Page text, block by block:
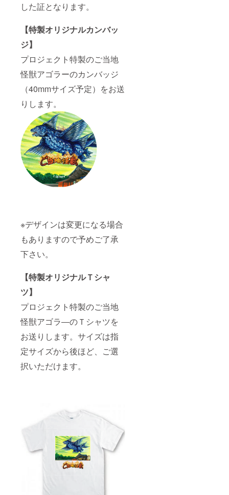
した証となります。
【特製オリジナルカンバッ
ジ】
プロジェクト特製のご当地
怪獣アゴラーのカンバッジ
（40mmサイズ予定）をお送
りします。
※デザインは変更になる場合
もありますので予めご了承
下さい。
【特製オリジナルＴシャ
ツ】
プロジェクト特製のご当地
怪獣アゴラ―のＴシャツを
お送りします。サイズは指
定サイズから後ほど、ご選
択いただけます。